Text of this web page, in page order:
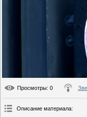
Просмотры: 0
Описание материала: